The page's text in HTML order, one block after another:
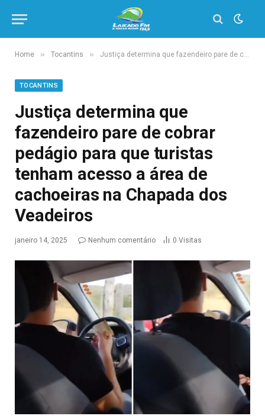
Home » Tocantins » Justiça determina que fazendeiro pare de cobrar pedágio para que turistas tenham acesso a área de cachoeiras na Chapada dos Veadeiros
TOCANTINS
Justiça determina que
fazendeiro pare de cobrar
pedágio para que turistas
tenham acesso a área de
cachoeiras na Chapada dos
Veadeiros
janeiro 14, 2025 Nenhum comentário 0 Visitas